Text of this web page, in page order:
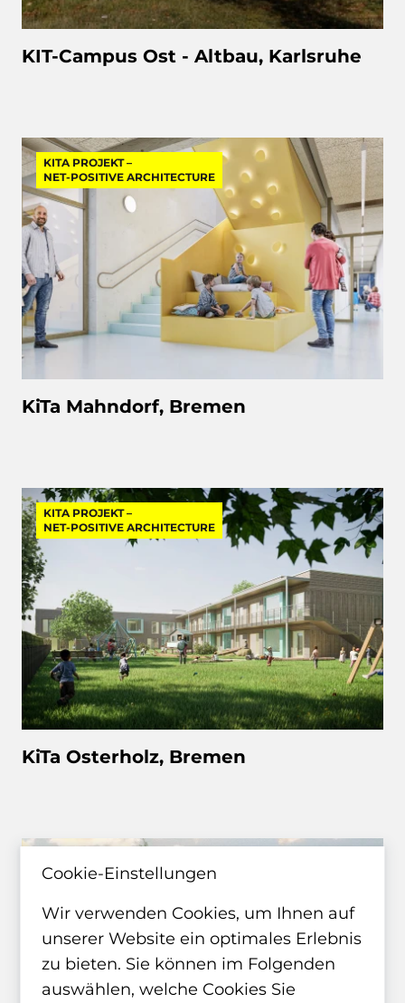
KIT-Campus Ost - Altbau, Karlsruhe
KITA PROJEKT –
NET-POSITIVE ARCHITECTURE
KiTa Mahndorf, Bremen
KITA PROJEKT –
NET-POSITIVE ARCHITECTURE
KiTa Osterholz, Bremen
Cookie-Einstellungen
Wir verwenden Cookies, um Ihnen auf
unserer Website ein optimales Erlebnis
zu bieten. Sie können im Folgenden
auswählen, welche Cookies Sie